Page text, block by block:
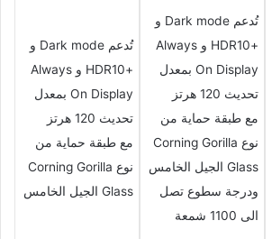
تُدعم Dark mode و
+HDR10 و Always
On Display بمعدل
تحديث 120 هرتز
مع طبقة حماية من
نوع Corning Gorilla
Glass الجيل الخامس
ودرجة سطوع تصل
الى 1100 شمعة
تُدعم Dark mode و
+HDR10 و Always
On Display بمعدل
تحديث 120 هرتز
مع طبقة حماية من
نوع Corning Gorilla
Glass الجيل الخامس